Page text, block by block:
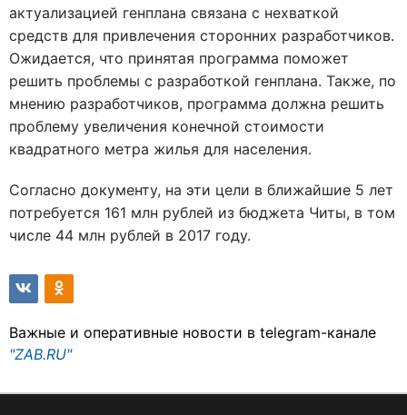
актуализацией генплана связана с нехваткой
средств для привлечения сторонних разработчиков.
Ожидается, что принятая программа поможет
решить проблемы с разработкой генплана. Также, по
мнению разработчиков, программа должна решить
проблему увеличения конечной стоимости
квадратного метра жилья для населения.
Согласно документу, на эти цели в ближайшие 5 лет
потребуется 161 млн рублей из бюджета Читы, в том
числе 44 млн рублей в 2017 году.
Важные и оперативные новости в telegram-канале
"ZAB.RU"